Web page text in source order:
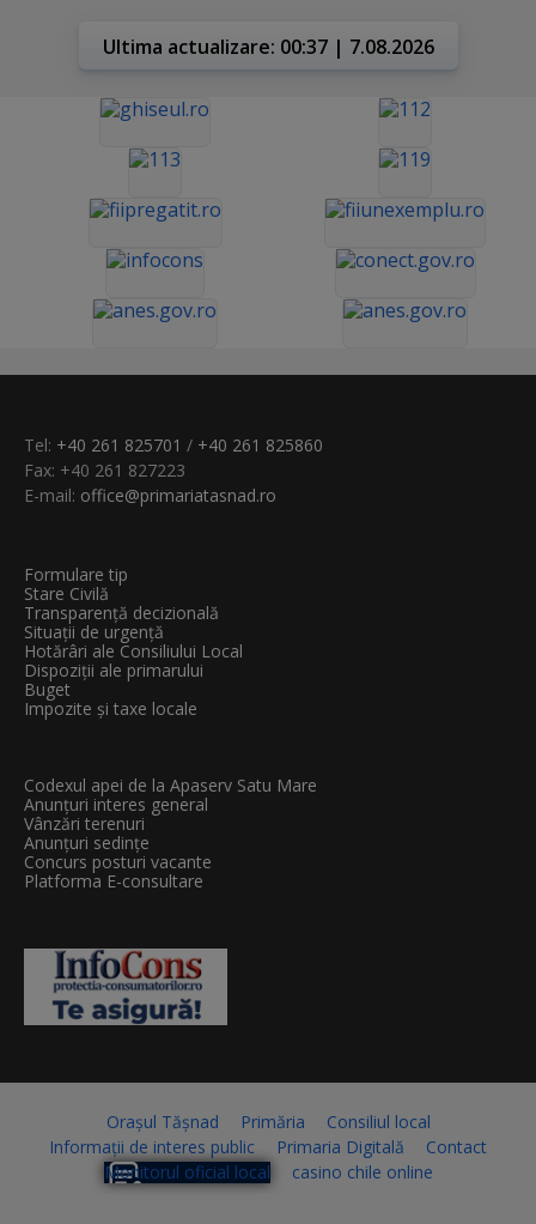
Ultima actualizare: 00:37 | 7.08.2026
Tel: +40 261 825701 / +40 261 825860
Fax: +40 261 827223
E-mail: office@primariatasnad.ro
Formulare tip
Stare Civilă
Transparenţă decizională
Situații de urgență
Hotărâri ale Consiliului Local
Dispoziții ale primarului
Buget
Impozite și taxe locale
Codexul apei de la Apaserv Satu Mare
Anunțuri interes general
Vânzări terenuri
Anunțuri sedințe
Concurs posturi vacante
Platforma E-consultare
Orașul Tășnad Primăria
Consiliul local
Informații de interes public
Primaria Digitală
Contact
Monitorul oficial local
casino chile online